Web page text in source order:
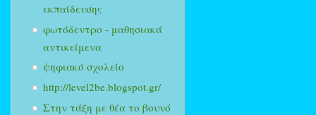
εκπαίδευσης
φωτόδεντρο - μαθησιακά
αντικείμενα
ψηφιακό σχολείο
http://level2be.blogspot.gr/
Στην τάξη με θέα το βουνό